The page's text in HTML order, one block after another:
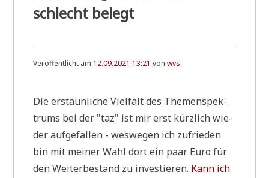
schlecht belegt
Veröffentlicht am 12.09.2021 13:21 vonwvs
Die erstaun­li­che Viel­falt des The­men­spek­
trums bei der "taz" ist mir erst kürz­lich wie­
der auf­ge­fal­len - wes­we­gen ich zufrie­den
bin mit mei­ner Wahl dort ein paar Euro für
den Wei­ter­be­stand zu inve­stie­ren. Kann ich